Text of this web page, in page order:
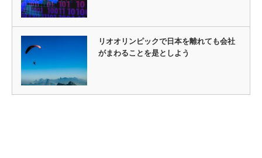
リオオリンピックで日本を離れても会社
がまわることを是としよう